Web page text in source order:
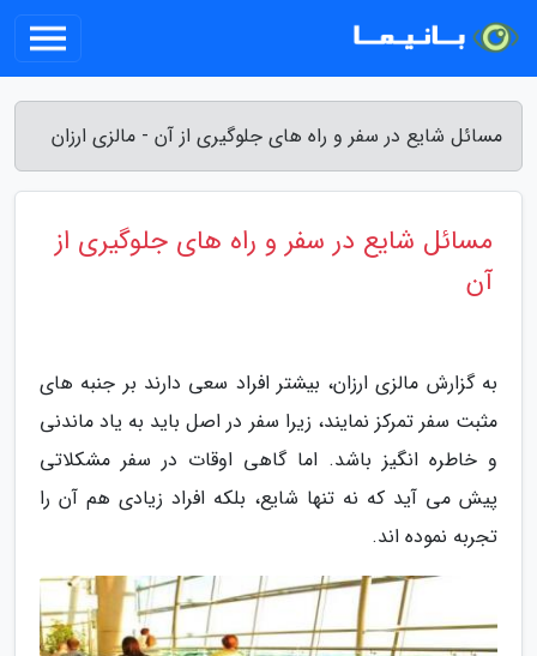
مسائل شایع در سفر و راه های جلوگیری از آن - مالزی ارزان
مسائل شایع در سفر و راه های جلوگیری از
آن
به گزارش مالزی ارزان، بیشتر افراد سعی دارند بر جنبه های
مثبت سفر تمرکز نمایند، زیرا سفر در اصل باید به یاد ماندنی
و خاطره انگیز باشد. اما گاهی اوقات در سفر مشکلاتی
پیش می آید که نه تنها شایع، بلکه افراد زیادی هم آن را
تجربه نموده اند.